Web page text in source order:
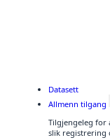
Datasett
Allmenn tilgang
Tilgjengeleg for
slik registrering